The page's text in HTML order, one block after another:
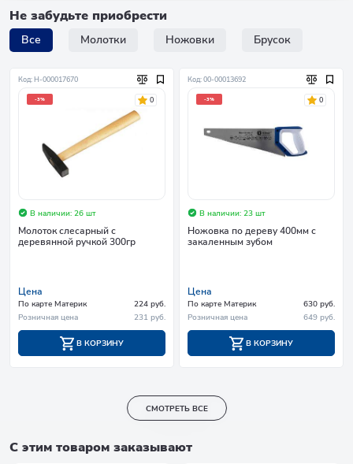
Не забудьте приобрести
Все Молотки Ножовки Брусок
Код: Н-000017670
-3% 0
В наличии: 26 шт
Молоток слесарный с
деревянной ручкой 300гр
Цена
По карте Материк
224 руб.
Розничная цена
231 руб.
В КОРЗИНУ
Код: 00-00013692
-3% 0
В наличии: 23 шт
Ножовка по дереву 400мм с
закаленным зубом
Цена
По карте Материк
630 руб.
Розничная цена
649 руб.
В КОРЗИНУ
СМОТРЕТЬ ВСЕ
С этим товаром заказывают